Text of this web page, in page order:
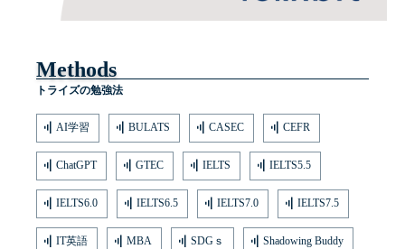
Methods
トライズの勉強法
AI学習 BULATS CASEC CEFR
ChatGPT GTEC IELTS IELTS5.5
IELTS6.0 IELTS6.5 IELTS7.0 IELTS7.5
IT英語 MBA SDGｓ Shadowing Buddy